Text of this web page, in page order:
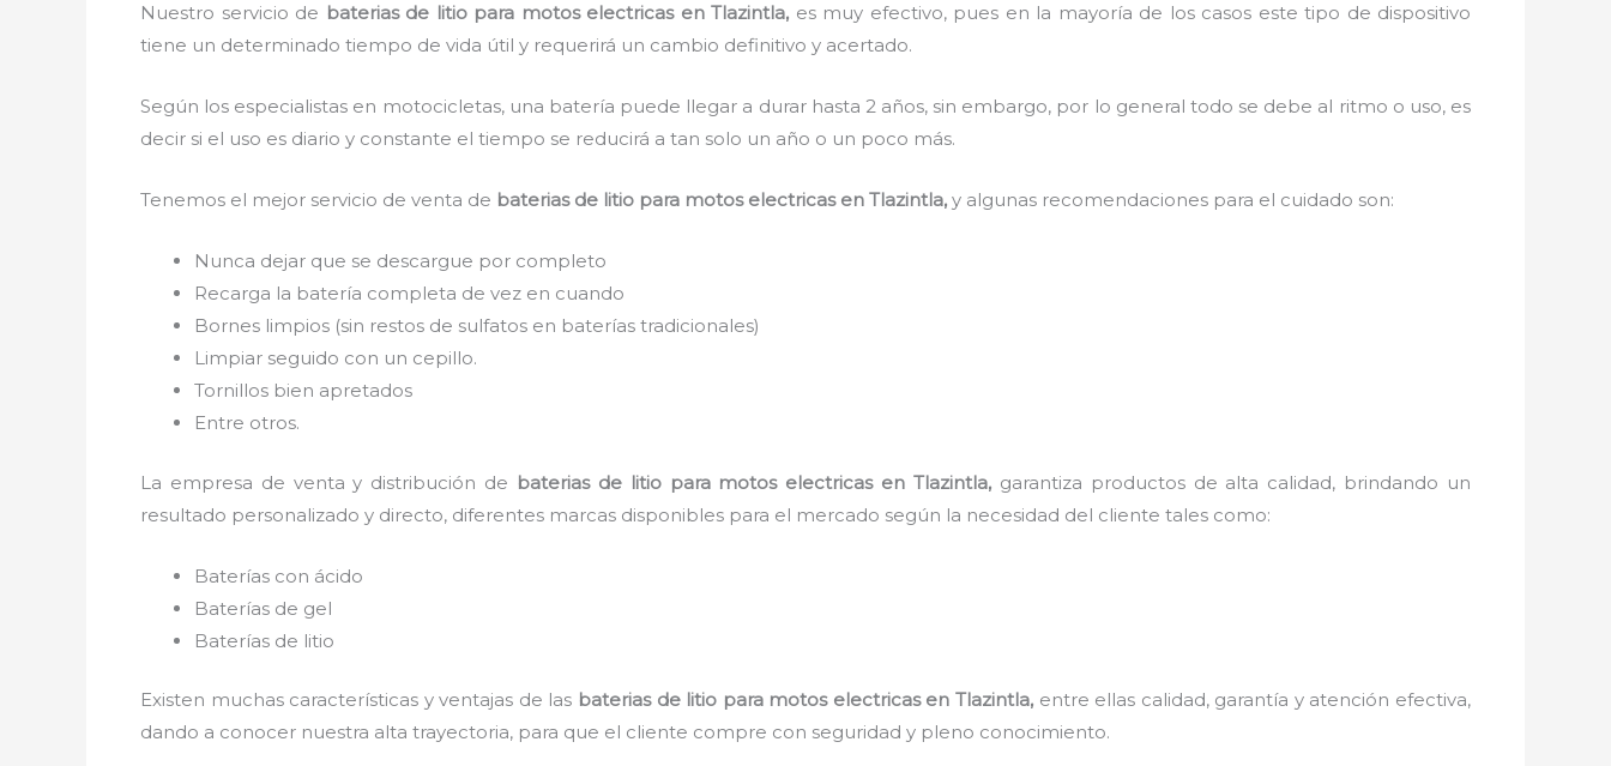
Nuestro servicio de baterias de litio para motos electricasen Tlazintla, es muy efectivo, pues en la mayoría de los casos este tipo de dispositivo
tiene un determinado tiempo de vida útil y requerirá un cambio definitivo y acertado.
Según los especialistas en motocicletas, una batería puede llegar a durar hasta 2 años, sin embargo, por lo general todo se debe al ritmo o uso, es
decir si el uso es diario y constante el tiempo se reducirá a tan solo un año o un poco más.
Tenemos el mejor servicio de venta de baterias de litio para motos electricasen Tlazintla, y algunas recomendaciones para el cuidado son:
Nunca dejar que se descargue por completo
Recarga la batería completa de vez en cuando
Bornes limpios (sin restos de sulfatos en baterías tradicionales)
Limpiar seguido con un cepillo.
Tornillos bien apretados
Entre otros.
La empresa de venta y distribución de baterias de litio para motos electricasen Tlazintla, garantiza productos de alta calidad, brindando un
resultado personalizado y directo, diferentes marcas disponibles para el mercado según la necesidad del cliente tales como:
Baterías con ácido
Baterías de gel
Baterías de litio
Existen muchas características y ventajas de las baterias de litio para motos electricasen Tlazintla, entre ellas calidad, garantía y atención efectiva,
dando a conocer nuestra alta trayectoria, para que el cliente compre con seguridad y pleno conocimiento.